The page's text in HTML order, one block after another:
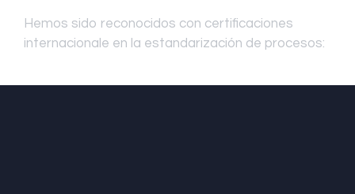
Hemos sido reconocidos con certificaciones
internacionale en la estandarización de procesos: